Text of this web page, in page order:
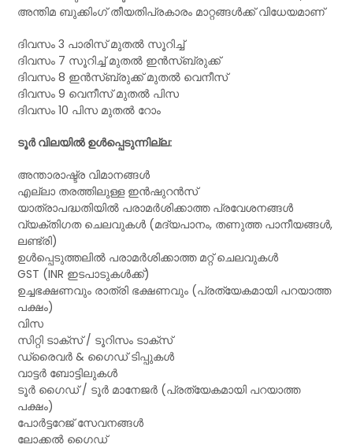
അന്തിമ ബുക്കിംഗ് തീയതിപ്രകാരം മാറ്റങ്ങൾക്ക് വിധേയമാണ്
ദിവസം 3 പാരിസ് മുതൽ സൂറിച്ച്
ദിവസം 7 സൂറിച്ച് മുതൽ ഇൻസ്‌ബ്രുക്ക്
ദിവസം 8 ഇൻസ്‌ബ്രുക്ക് മുതൽ വെനീസ്
ദിവസം 9 വെനീസ് മുതൽ പിസ
ദിവസം 10 പിസ മുതൽ റോം
ടൂർ വിലയിൽ ഉൾപ്പെടുന്നില്ല:
അന്താരാഷ്ട്ര വിമാനങ്ങൾ
എല്ലാ തരത്തിലുള്ള ഇൻഷുറൻസ്
യാത്രാപദ്ധതിയിൽ പരാമർശിക്കാത്ത പ്രവേശനങ്ങൾ
വ്യക്തിഗത ചെലവുകൾ (മദ്യപാനം, തണുത്ത പാനീയങ്ങൾ,
ലണ്ട്രി)
ഉൾപ്പെടുത്തലിൽ പരാമർശിക്കാത്ത മറ്റ് ചെലവുകൾ
GST (INR ഇടപാടുകൾക്ക്)
ഉച്ചഭക്ഷണവും രാത്രി ഭക്ഷണവും (പ്രത്യേകമായി പറയാത്ത
പക്ഷം)
വിസ
സിറ്റി ടാക്സ് / ടൂറിസം ടാക്സ്
ഡ്രൈവർ & ഗൈഡ് ടിപ്പുകൾ
വാട്ടർ ബോട്ടിലുകൾ
ടൂർ ഗൈഡ് / ടൂർ മാനേജർ (പ്രത്യേകമായി പറയാത്ത
പക്ഷം)
പോർട്ടറേജ് സേവനങ്ങൾ
ലോക്കൽ ഗൈഡ്